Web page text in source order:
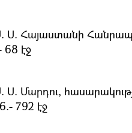
Ս. Հայաստանի
68 էջ
Ս. Մարդու,
792 էջ